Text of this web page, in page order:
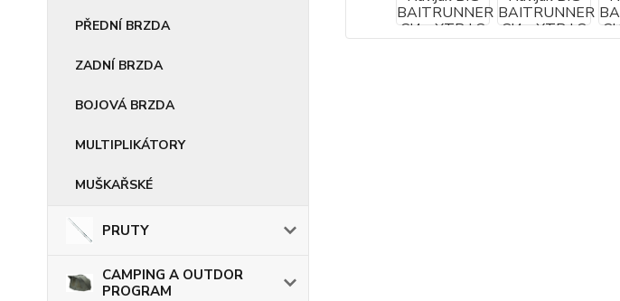
PŘEDNÍ BRZDA
ZADNÍ BRZDA
BOJOVÁ BRZDA
MULTIPLIKÁTORY
MUŠKAŘSKÉ
PRUTY
CAMPING A OUTDOR
PROGRAM